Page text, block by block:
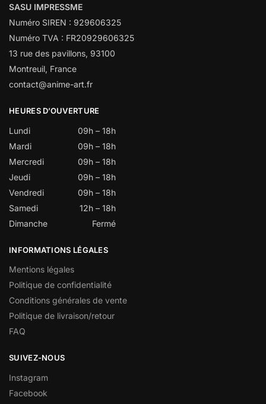
SASU IMPRESSME
Numéro SIREN : 929606325
Numéro TVA : FR20929606325
13 rue des pavillons, 93100
Montreuil, France
contact@anime-art.fr
HEURES D’OUVERTURE
Lundi
09h – 18h
Mardi
09h – 18h
Mercredi
09h – 18h
Jeudi
09h – 18h
Vendredi
09h – 18h
Samedi
12h – 18h
Dimanche
Fermé
INFORMATIONS LÉGALES
Mentions légales
Politique de confidentialité
Conditions générales de vente
Politique de livraison/retour
FAQ
SUIVEZ-NOUS
Instagram
Facebook